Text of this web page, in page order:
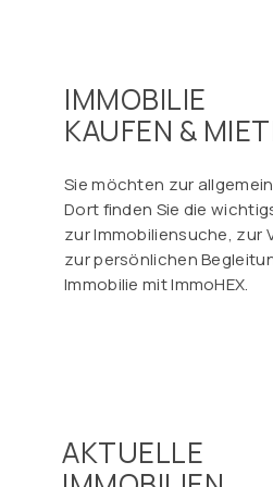
IMMOBILIE
KAUFEN &
Sie möchten zur
Dort finden Sie die
zur Immobiliensuche, zur
zur persönlichen
Immobilie mit ImmoHEX.
AKTUELLE